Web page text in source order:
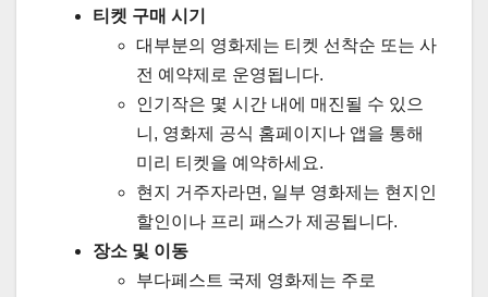
티켓 구매 시기
대부분의 영화제는 티켓 선착순 또는 사
전 예약제로 운영됩니다.
인기작은 몇 시간 내에 매진될 수 있으
니, 영화제 공식 홈페이지나 앱을 통해
미리 티켓을 예약하세요.
현지 거주자라면, 일부 영화제는 현지인
할인이나 프리 패스가 제공됩니다.
장소 및 이동
부다페스트 국제 영화제는 주로